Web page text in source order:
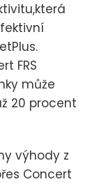
FRS
může
20 procent
výhody z
Concert